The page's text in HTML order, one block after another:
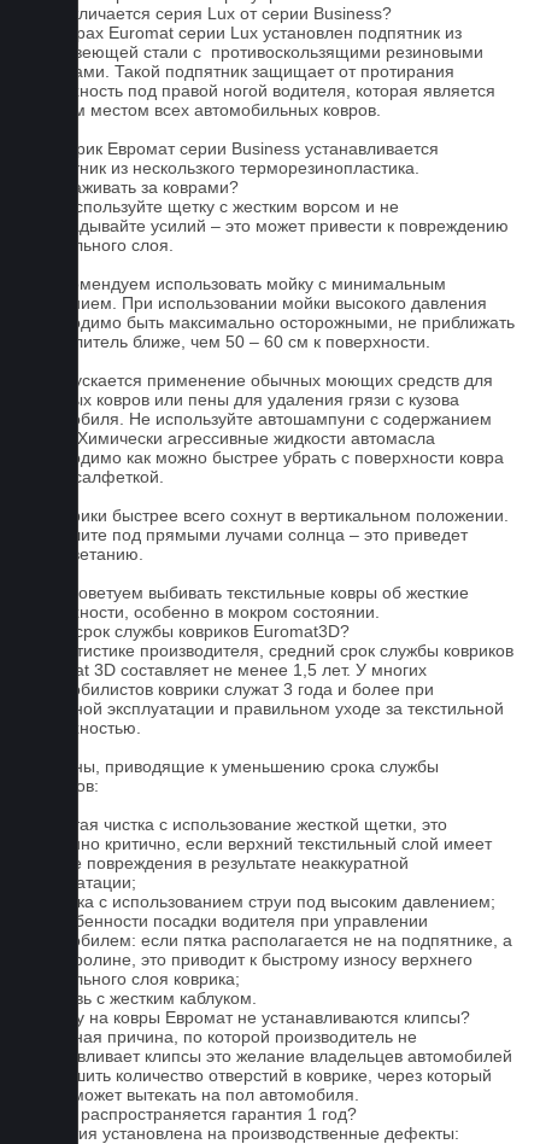
Чем отличается серия Lux от серии Business?
На коврах Euromat серии Lux установлен подпятник из
нержавеющей стали с противоскользящими резиновыми
вставками. Такой подпятник защищает от протирания
поверхность под правой ногой водителя, которая является
слабым местом всех автомобильных ковров.
На коврик Евромат серии Business устанавливается
подпятник из нескользкого терморезинопластика.
Как ухаживать за коврами?
1.Не используйте щетку с жестким ворсом и не
прикладывайте усилий – это может привести к повреждению
текстильного слоя.
2. Рекомендуем использовать мойку с минимальным
давлением. При использовании мойки высокого давления
необходимо быть максимально осторожными, не приближать
распылитель ближе, чем 50 – 60 см к поверхности.
3. Допускается применение обычных моющих средств для
бытовых ковров или пены для удаления грязи с кузова
автомобиля. Не используйте автошампуни с содержанием
воска! Химически агрессивные жидкости автомасла
необходимо как можно быстрее убрать с поверхности ковра
сухой салфеткой.
4. Коврики быстрее всего сохнут в вертикальном положении.
Не сушите под прямыми лучами солнца – это приведет
к выцветанию.
5. Не советуем выбивать текстильные ковры об жесткие
поверхности, особенно в мокром состоянии.
Какой срок службы ковриков Euromat3D?
По статистике производителя, средний срок службы ковриков
Euromat 3D составляет не менее 1,5 лет. У многих
автомобилистов коврики служат 3 года и более при
бережной эксплуатации и правильном уходе за текстильной
поверхностью.
Причины, приводящие к уменьшению срока службы
ковриков:
1. Частая чистка с использование жесткой щетки, это
особенно критично, если верхний текстильный слой имеет
мелкие повреждения в результате неаккуратной
эксплуатации;
2. Мойка с использованием струи под высоким давлением;
3. Особенности посадки водителя при управлении
автомобилем: если пятка располагается не на подпятнике, а
на ковролине, это приводит к быстрому износу верхнего
текстильного слоя коврика;
4. Обувь с жестким каблуком.
Почему на ковры Евромат не устанавливаются клипсы?
Основная причина, по которой производитель не
устанавливает клипсы это желание владельцев автомобилей
уменьшить количество отверстий в коврике, через который
влага может вытекать на пол автомобиля.
На что распространяется гарантия 1 год?
Гарантия установлена на производственные дефекты: